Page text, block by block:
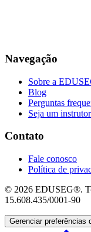
Navegação
Sobre a
Blog
Perguntas
Seja um instrutor
Contato
Fale conosco
Política de
© 2026 EDUSEG®.
15.608.435/0001-90
Gerenciar preferências